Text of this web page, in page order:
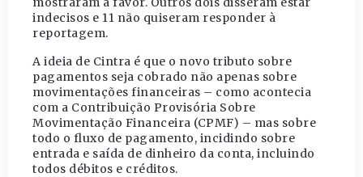
indecisos e 11 não quiseram responder à
reportagem.
A ideia de Cintra é que o novo tributo sobre
pagamentos seja cobrado não apenas sobre
movimentações financeiras – como acontecia
com a Contribuição Provisória Sobre
Movimentação Financeira (CPMF) – mas sobre
todo o fluxo de pagamento, incidindo sobre
entrada e saída de dinheiro da conta, incluindo
todos débitos e créditos.